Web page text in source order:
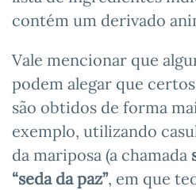
contém um derivado
Vale mencionar que
podem alegar que
são obtidos de forma
exemplo, utilizando
da mariposa (a chamada
“seda da paz”, em que